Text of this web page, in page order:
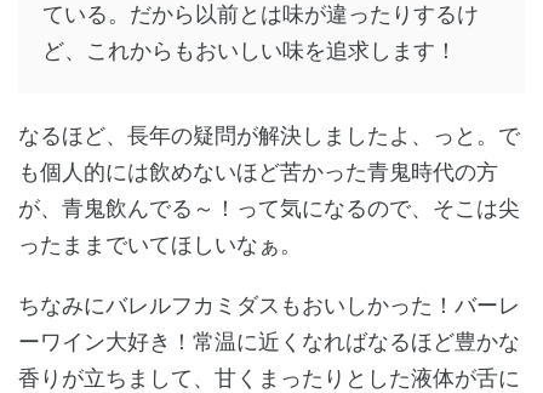
ている。だから以前とは味が違ったりするけ
ど、これからもおいしい味を追求します！
なるほど、長年の疑問が解決しましたよ、っと。で
も個人的には飲めないほど苦かった青鬼時代の方
が、青鬼飲んでる～！って気になるので、そこは尖
ったままでいてほしいなぁ。
ちなみにバレルフカミダスもおいしかった！バーレ
ーワイン大好き！常温に近くなればなるほど豊かな
香りが立ちまして、甘くまったりとした液体が舌に